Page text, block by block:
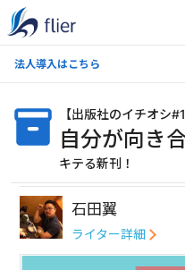
法人導入はこちら
【出版社のイチオシ
自分が向き
キテる新刊！
石田翼
ライター詳細